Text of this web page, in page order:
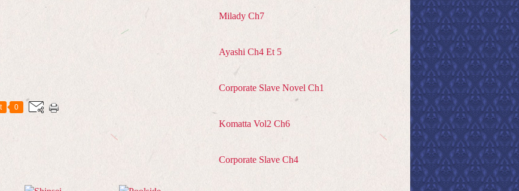
0
Milady Ch7
Ayashi Ch4 Et 5
Corporate Slave Novel Ch1
Komatta Vol2 Ch6
Corporate Slave Ch4